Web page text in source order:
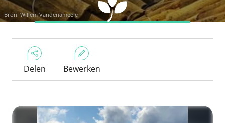
Bron: Willem Vandenameele
Delen Bewerken